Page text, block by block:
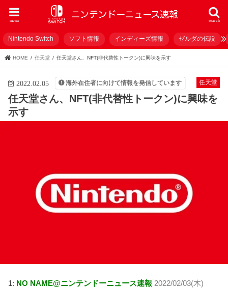
search
menu
Nintendo Switch ソフト情報 インディーズ情報 ゼルダの伝説
HOME 任天堂 任天堂さん、NFT(非代替性トークン)に興味を示す
任天堂
2022.02.05 海外在住者に向けて情報を発信しています
任天堂さん、NFT(非代替性トークン)に興味を
示す
1: NO NAME@ニンテンドーニュース速報 2022/02/03(木)